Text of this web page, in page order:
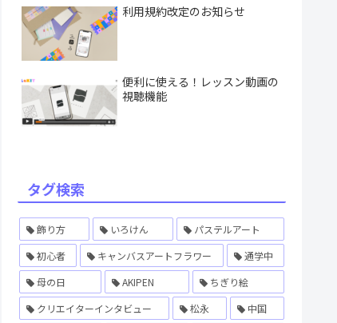
利用規約改定のお知らせ
便利に使える！レッスン動画の
視聴機能
タグ検索
飾り方 いろけん
パステルアート
初心者
キャンバスアートフラワー
通学中
母の日
AKIPEN
ちぎり絵
クリエイターインタビュー
松永
中国